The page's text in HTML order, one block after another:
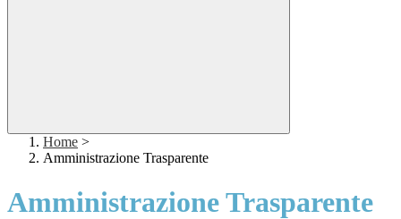
Home >
Amministrazione Trasparente
Amministrazione Trasparente